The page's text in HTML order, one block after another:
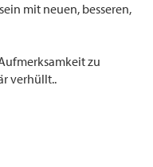
mit neuen, besseren,
zu
verhüllt..